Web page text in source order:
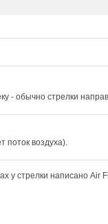
- обычно стрелки
поток воздуха).
у стрелки написано